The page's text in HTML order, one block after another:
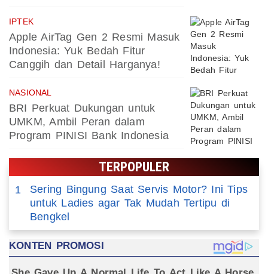
IPTEK
Apple AirTag Gen 2 Resmi Masuk
Indonesia: Yuk Bedah Fitur
Canggih dan Detail Harganya!
NASIONAL
BRI Perkuat Dukungan untuk
UMKM, Ambil Peran dalam
Program PINISI Bank Indonesia
TERPOPULER
1
Sering Bingung Saat Servis Motor? Ini Tips
untuk Ladies agar Tak Mudah Tertipu di
Bengkel